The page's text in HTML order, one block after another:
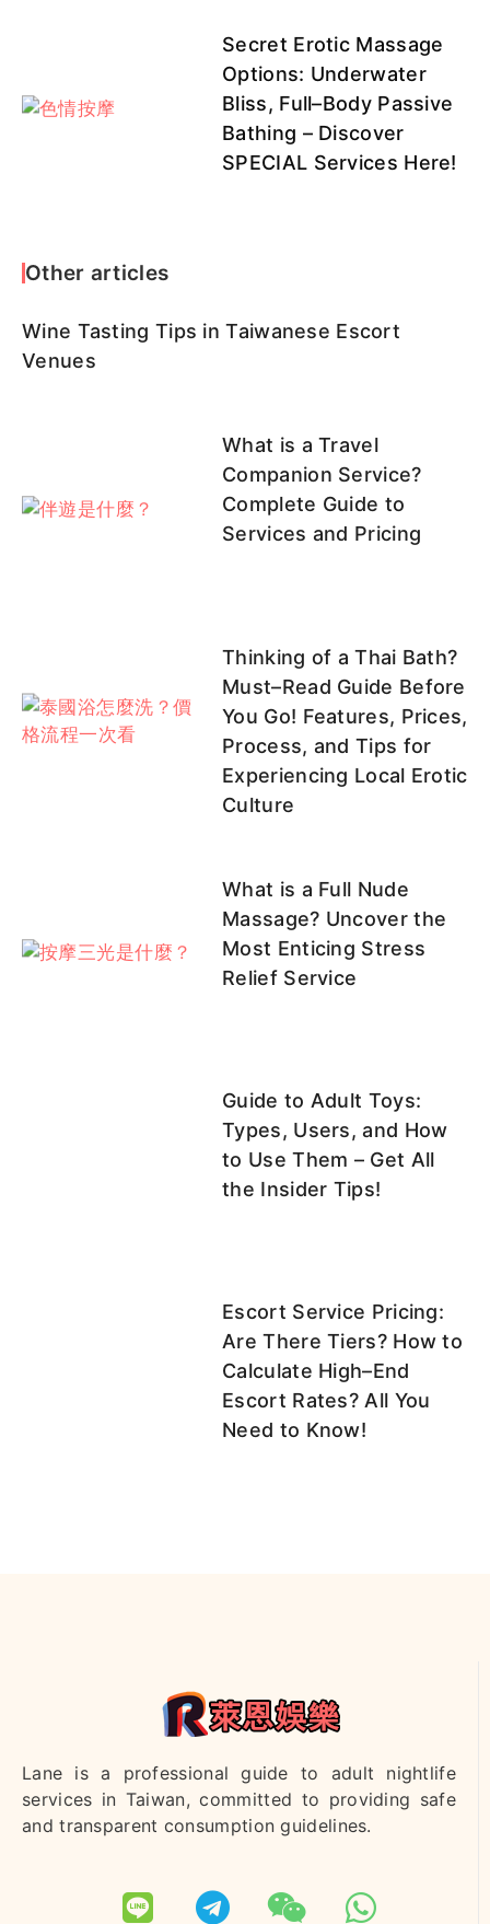
Secret Erotic Massage
Options: Underwater
Bliss, Full–Body Passive
Bathing – Discover
SPECIAL Services Here!
Other articles
Wine Tasting Tips in Taiwanese Escort
Venues
What is a Travel
Companion Service?
Complete Guide to
Services and Pricing
Thinking of a Thai Bath?
Must–Read Guide Before
You Go! Features, Prices,
Process, and Tips for
Experiencing Local Erotic
Culture
What is a Full Nude
Massage? Uncover the
Most Enticing Stress
Relief Service
Guide to Adult Toys:
Types, Users, and How
to Use Them – Get All
the Insider Tips!
Escort Service Pricing:
Are There Tiers? How to
Calculate High–End
Escort Rates? All You
Need to Know!
Lane is a professional guide to adult nightlife
services in Taiwan, committed to providing safe
and transparent consumption guidelines.